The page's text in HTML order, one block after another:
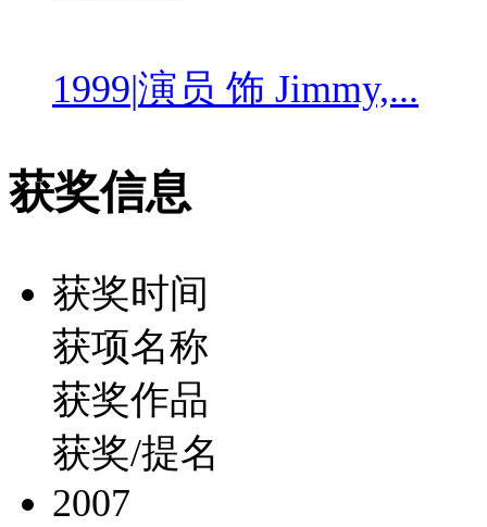
1999|演员 饰 Jimmy,...
获奖信息
获奖时间
获项名称
获奖作品
获奖/提名
2007